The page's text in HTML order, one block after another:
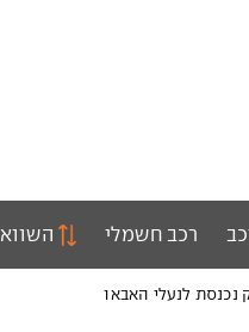
רכב חשמלי
נכנסת לנעלי האבאו